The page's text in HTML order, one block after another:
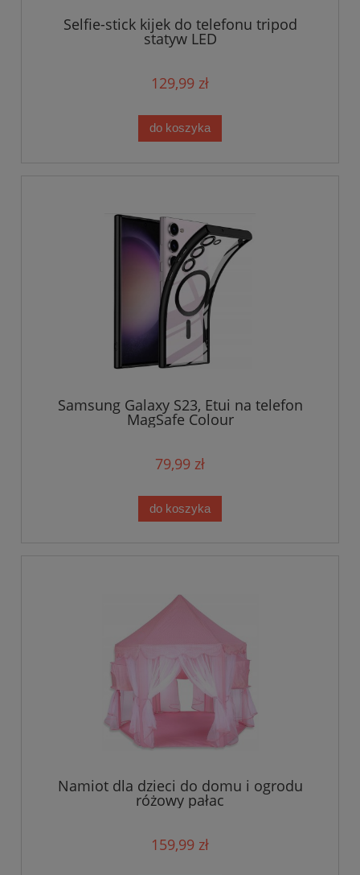
Selfie-stick kijek do telefonu tripod
statyw LED
129,99 zł
do koszyka
Samsung Galaxy S23, Etui na telefon
MagSafe Colour
79,99 zł
do koszyka
Namiot dla dzieci do domu i ogrodu
różowy pałac
159,99 zł